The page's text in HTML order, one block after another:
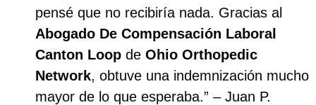
pensé que no recibiría nada. Gracias al
Abogado De Compensación Laboral
Canton Loop de Ohio Orthopedic
Network, obtuve una indemnización mucho
mayor de lo que esperaba.” – Juan P.